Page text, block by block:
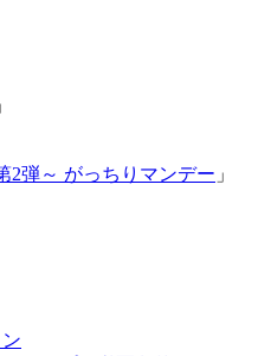
」
2弾～ がっちりマンデー 」